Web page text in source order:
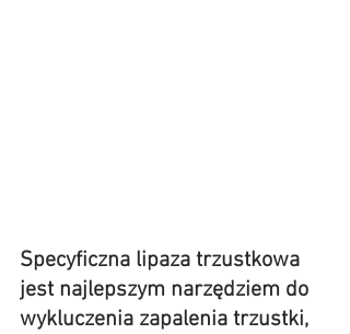
Specyficzna lipaza trzustkowa
jest najlepszym narzędziem do
wykluczenia zapalenia trzustki,